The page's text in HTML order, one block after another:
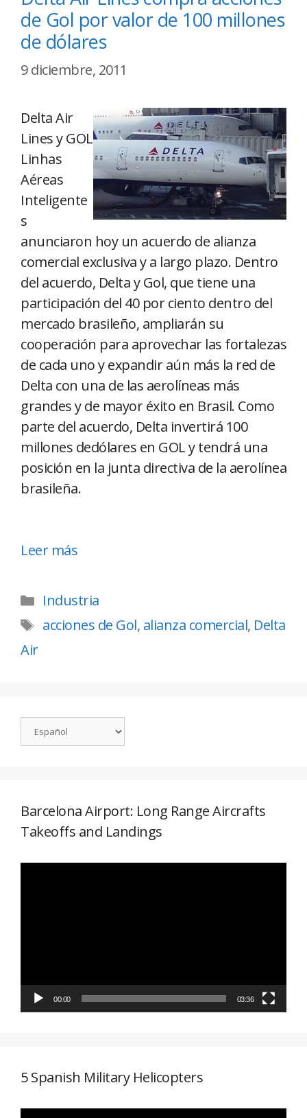
de Gol por valor de 100 millones
de dólares
9 diciembre, 2011
Delta Air
Lines y GOL
Linhas
Aéreas
Inteligente
s
anunciaron hoy un acuerdo de alianza
comercial exclusiva y a largo plazo. Dentro
del acuerdo, Delta y Gol, que tiene una
participación del 40 por ciento dentro del
mercado brasileño, ampliarán su
cooperación para aprovechar las fortalezas
de cada uno y expandir aún más la red de
Delta con una de las aerolíneas más
grandes y de mayor éxito en Brasil. Como
parte del acuerdo, Delta invertirá 100
millones dedólares en GOL y tendrá una
posición en la junta directiva de la aerolínea
brasileña.
Leer más
Industria
acciones de Gol, alianza comercial, Delta
Air
Barcelona Airport: Long Range Aircrafts
Takeoffs and Landings
00:00 03:36
5 Spanish Military Helicopters